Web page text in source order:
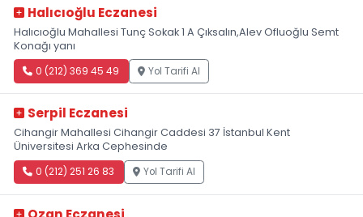
Halıcıoğlu Eczanesi
Halıcıoğlu Mahallesi Tunç Sokak 1 A Çıksalın,Alev Ofluoğlu Semt
Konağı yanı
0 (212) 369 45 49 Yol Tarifi Al
Serpil Eczanesi
Cihangir Mahallesi Cihangir Caddesi 37 İstanbul Kent
Üniversitesi Arka Cephesinde
0 (212) 251 26 83 Yol Tarifi Al